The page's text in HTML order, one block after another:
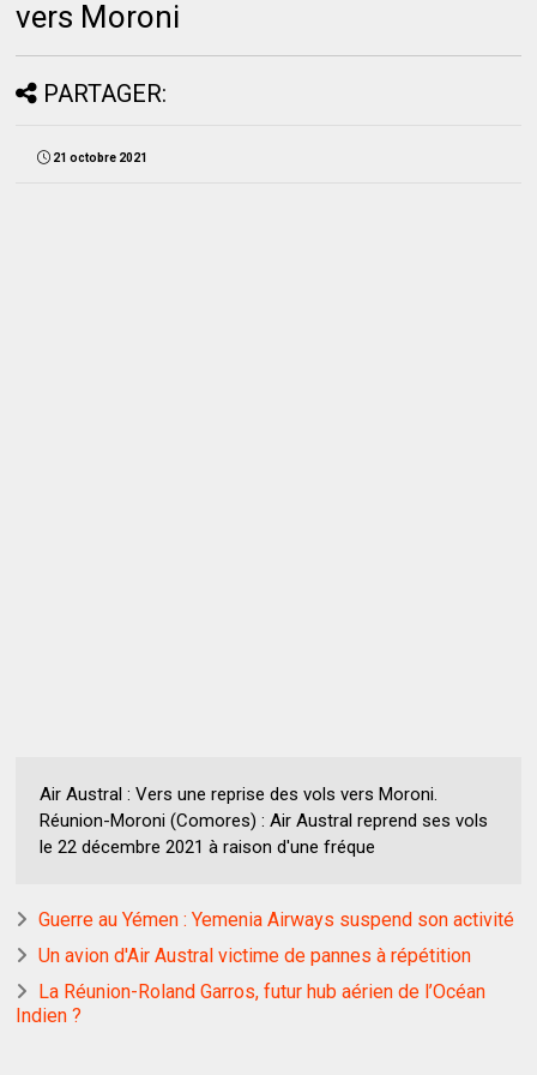
vers Moroni
PARTAGER:
21 octobre 2021
Air Austral : Vers une reprise des vols vers Moroni.
Réunion-Moroni (Comores) : Air Austral reprend ses vols
le 22 décembre 2021 à raison d'une fréque
Guerre au Yémen : Yemenia Airways suspend son activité
Un avion d'Air Austral victime de pannes à répétition
La Réunion-Roland Garros, futur hub aérien de l’Océan
Indien ?